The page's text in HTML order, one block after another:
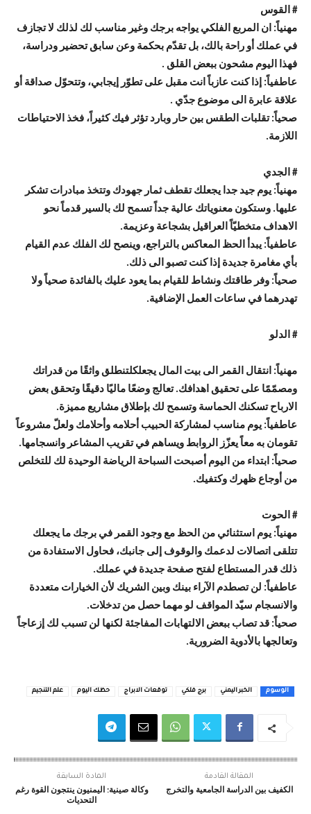
# القوس
مهنياً: ان المربع الفلكي يواجه برجك وغير مناسب لك لذلك لا تجازف
في عملك أو راحة بالك، بل تقدّم بحكمة وعن سابق تحضير ودراسة،
فهذا اليوم مشحون ببعض القلق .
عاطفياً: إذا كنت عازباً انت مقبل على تطوّر إيجابي، وتتحوّل صداقة أو
علاقة عابرة الى موضوع جدّي .
صحياً: تقلبات الطقس بين حار وبارد تؤثر فيك كثيراً، فخذ الاحتياطات
اللازمة.
# الجدي
مهنياً: يوم جيد جدا يجعلك تقطف ثمار جهودك وتتخذ مبادرات تشكر
عليها. وستكون معنوياتك عالية جداً تسمح لك بالسير قدماً نحو
الاهداف متخطيّاً العراقيل بشجاعة وعزيمة.
عاطفياً: يبدأ الحظ المعاكس بالتراجع، وينصح لك الفلك عدم القيام
بأي مغامرة جديدة إذا كنت تصبو الى ذلك.
صحياً: وفر طاقتك ونشاط للقيام بما يعود عليك بالفائدة صحياً ولا
تهدرهما في ساعات العمل الإضافية.
# الدلو
مهنياً: انتقال القمر الى بيت المال يجعلكلتنطلق واثقًا من قدراتك
ومصمّمًا على تحقيق اهدافك. تعالج وضعًا ماليًا دقيقًا وتحقق بعض
الارباح تسكنك الحماسة وتسمح لك بإطلاق مشاريع مميزة.
عاطفياً: يوم مناسب لمشاركة الحبيب أحلامه وأحلامك ولعلّ مشروعاً
تقومان به معاً يعزّز الروابط ويساهم في تقريب المشاعر وانسجامها.
صحياً: ابتداء من اليوم أصبحت السباحة الرياضة الوحيدة لك للتخلص
من أوجاع ظهرك وكتفيك.
# الحوت
مهنياً: يوم استثنائي من الحظ مع وجود القمر في برجك ما يجعلك
تتلقى اتصالات لدعمك والوقوف إلى جانبك، فحاول الاستفادة من
ذلك قدر المستطاع لفتح صفحة جديدة في عملك.
عاطفياً: لن تصطدم الآراء بينك وبين الشريك لأن الخيارات متعددة
والانسجام سيّد المواقف لو مهما حصل من تدخلات.
صحياً: قد تصاب ببعض الالتهابات المفاجئة لكنها لن تسبب لك إزعاجاً
وتعالجها بالأدوية الضرورية.
الوسوم الخبر اليمني برج فلكي توقعات الابراج حظك اليوم علم التنجيم
المادة السابقة
وكالة صينية: اليمنيون ينتجون القوة رغم
التحديات
المقالة القادمة
الكفيف بين الدراسة الجامعية والتخرج